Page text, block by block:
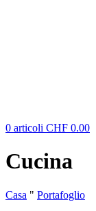
0 articoli CHF 0.00
Cucina
Casa " Portafoglio